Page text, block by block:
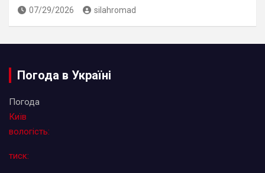
07/29/2026 silahromad
Погода в Україні
Погода
Київ
вологість:
тиск: